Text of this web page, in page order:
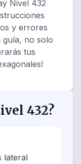
Nivel 432
y errores
guía, no solo
tus
432?
lateral